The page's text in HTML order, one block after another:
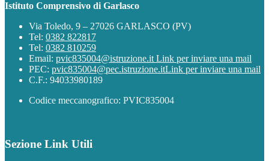
Istituto Comprensivo di Garlasco
Via Toledo, 9 – 27026 GARLASCO (PV)
Tel: 0382 822817
Tel: 0382 810259
Email: pvic835004@istruzione.it Link per inviare una mail
PEC: pvic835004@pec.istruzione.itLink per inviare una mail
C.F.: 94033980189
Codice meccanografico: PVIC835004
Sezione Link Utili